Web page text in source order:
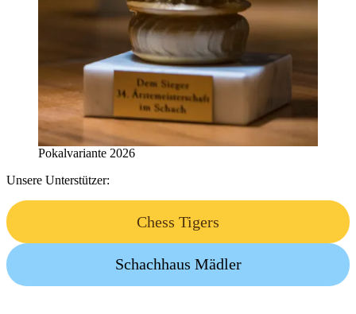
Pokalvariante 2026
Unsere Unterstützer:
Chess Tigers
Schachhaus Mädler